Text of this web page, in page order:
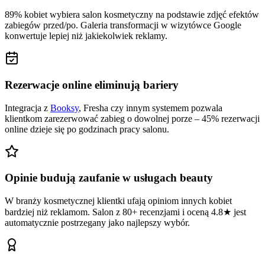
89% kobiet wybiera salon kosmetyczny na podstawie zdjęć efektów
zabiegów przed/po. Galeria transformacji w wizytówce Google
konwertuje lepiej niż jakiekolwiek reklamy.
Rezerwacje online eliminują bariery
Integracja z Booksy, Fresha czy innym systemem pozwala
klientkom zarezerwować zabieg o dowolnej porze – 45% rezerwacji
online dzieje się po godzinach pracy salonu.
Opinie budują zaufanie w usługach beauty
W branży kosmetycznej klientki ufają opiniom innych kobiet
bardziej niż reklamom. Salon z 80+ recenzjami i oceną 4.8★ jest
automatycznie postrzegany jako najlepszy wybór.